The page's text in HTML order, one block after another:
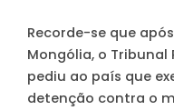
Recorde-se que
Mongólia, o Tribunal
pediu ao país que
detenção contra o